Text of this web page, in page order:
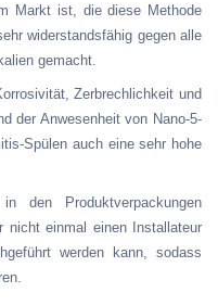
Markt ist, die diese Methode
widerstandsfähig gegen alle
gemacht.
Zerbrechlichkeit und
der Anwesenheit von Nano-5-
Spülen auch eine sehr hohe
den Produktverpackungen
nicht einmal einen Installateur
werden kann, sodass